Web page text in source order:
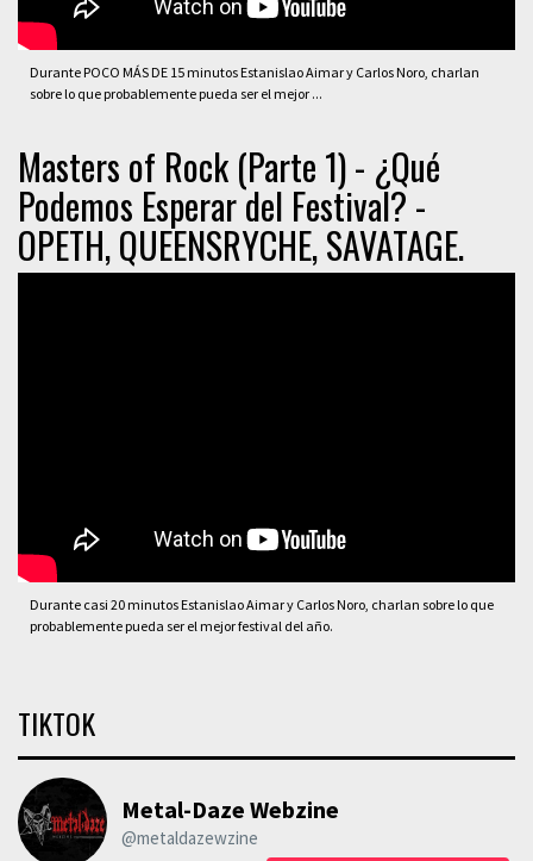
Durante POCO MÁS DE 15 minutos Estanislao Aimar y Carlos Noro, charlan
sobre lo que probablemente pueda ser el mejor ...
Masters of Rock (Parte 1) - ¿Qué
Podemos Esperar del Festival? -
OPETH, QUEENSRYCHE, SAVATAGE.
Durante casi 20 minutos Estanislao Aimar y Carlos Noro, charlan sobre lo que
probablemente pueda ser el mejor festival del año.
TIKTOK
Metal-Daze Webzine
@metaldazewzine